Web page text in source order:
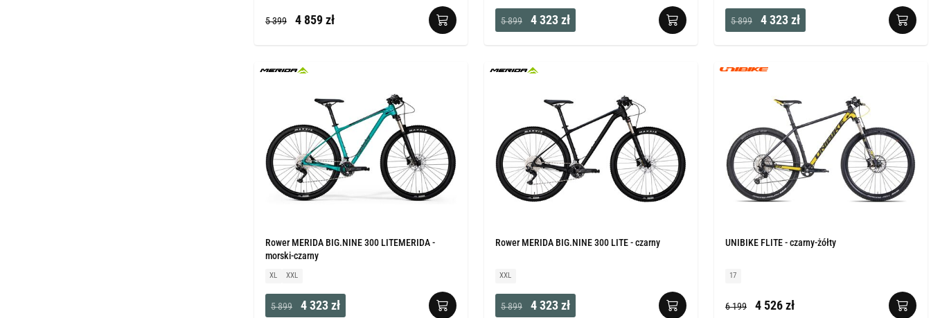
5 399 4 859 zł 5 899 4 323 zł 5 899 4 323 zł
Rower MERIDA BIG.NINE 300 LITEMERIDA -
morski-czarny
XL XXL
5 899 4 323 zł
Rower MERIDA BIG.NINE 300 LITE - czarny
XXL
5 899 4 323 zł
UNIBIKE FLITE - czarny-żółty
17
6 199 4 526 zł